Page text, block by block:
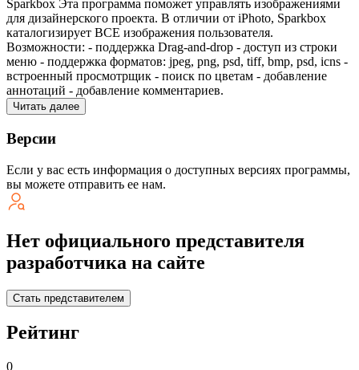
Sparkbox Эта программа поможет управлять изображениями
для дизайнерского проекта. В отличии от iPhoto, Sparkbox
каталогизирует ВСЕ изображения пользователя.
Возможности: - поддержка Drag-and-drop - доступ из строки
меню - поддержка форматов: jpeg, png, psd, tiff, bmp, psd, icns -
встроенный просмотрщик - поиск по цветам - добавление
аннотаций - добавление комментариев.
Читать далее
Версии
Если у вас есть информация о доступных версиях программы,
вы можете отправить ее нам.
Нет официального представителя
разработчика на сайте
Стать представителем
Рейтинг
0